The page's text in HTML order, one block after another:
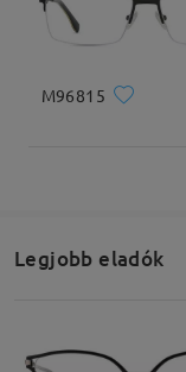
M96815
Legjobb eladók